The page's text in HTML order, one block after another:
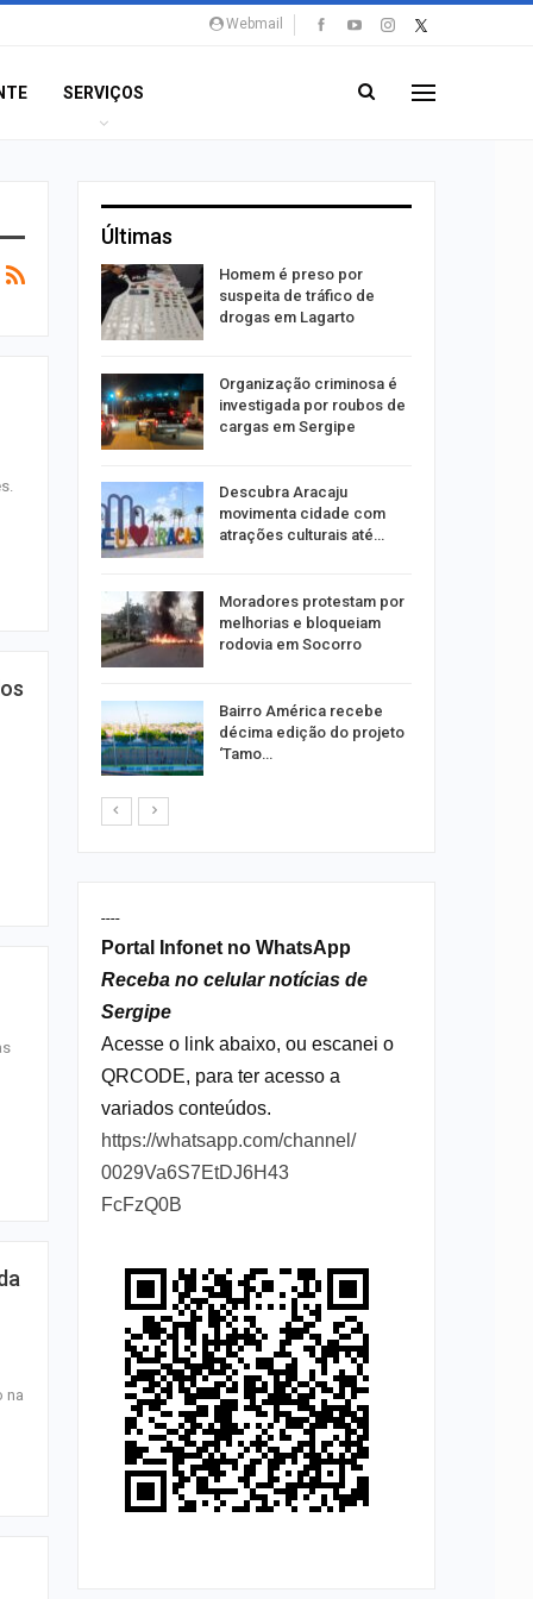
Webmail
SERVIÇOS
na
Últimas
Homem é preso por
suspeita de tráfico de
drogas em Lagarto
Organização criminosa é
investigada por roubos de
cargas em Sergipe
Descubra Aracaju
movimenta cidade com
atrações culturais até…
Moradores protestam por
melhorias e bloqueiam
rodovia em Socorro
Bairro América recebe
décima edição do projeto
‘Tamo…
----
Portal Infonet no WhatsApp
Receba no celular notícias de
Sergipe
Acesse o link abaixo, ou escanei o
QRCODE, para ter acesso a
variados conteúdos.
https://whatsapp.com/channel/
0029Va6S7EtDJ6H43
FcFzQ0B